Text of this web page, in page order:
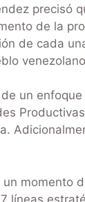
precisó
de la
de cada
venezolano
un
momento
líneas